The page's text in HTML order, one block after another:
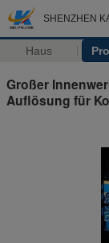
SHENZHEN
Haus
Großer
Auflösung für